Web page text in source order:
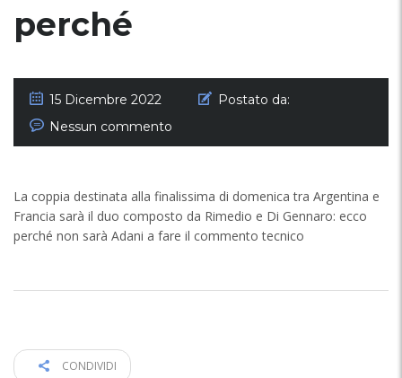
perché
15 Dicembre 2022
Postato da:
Nessun commento
La coppia destinata alla finalissima di domenica tra Argentina e
Francia sarà il duo composto da Rimedio e Di Gennaro: ecco
perché non sarà Adani a fare il commento tecnico
CONDIVIDI